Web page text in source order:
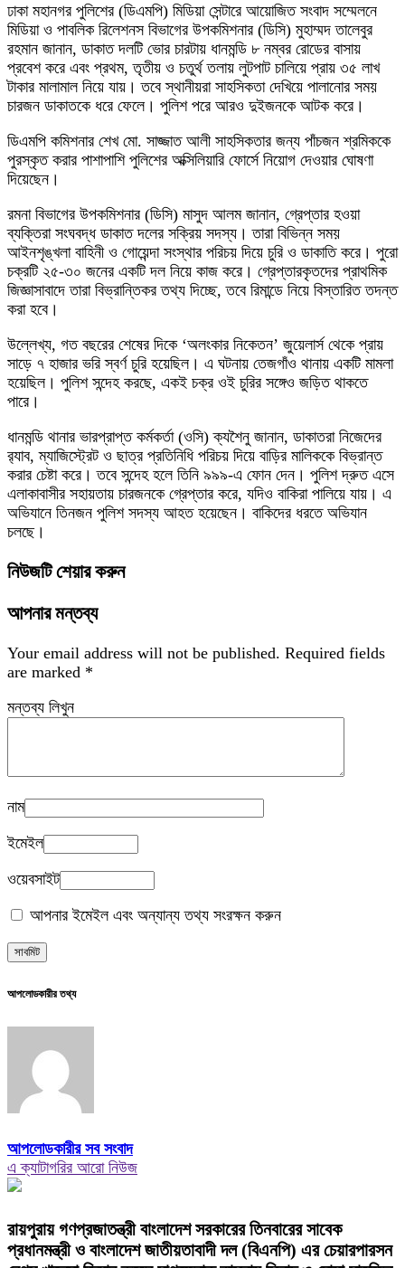
ঢাকা মহানগর পুলিশের (ডিএমপি) মিডিয়া সেন্টারে আয়োজিত সংবাদ সম্মেলনে
মিডিয়া ও পাবলিক রিলেশনস বিভাগের উপকমিশনার (ডিসি) মুহাম্মদ তালেবুর
রহমান জানান, ডাকাত দলটি ভোর চারটায় ধানমন্ডি ৮ নম্বর রোডের বাসায়
প্রবেশ করে এবং প্রথম, তৃতীয় ও চতুর্থ তলায় লুটপাট চালিয়ে প্রায় ৩৫ লাখ
টাকার মালামাল নিয়ে যায়। তবে স্থানীয়রা সাহসিকতা দেখিয়ে পালানোর সময়
চারজন ডাকাতকে ধরে ফেলে। পুলিশ পরে আরও দুইজনকে আটক করে।
ডিএমপি কমিশনার শেখ মো. সাজ্জাত আলী সাহসিকতার জন্য পাঁচজন শ্রমিককে
পুরস্কৃত করার পাশাপাশি পুলিশের অক্সিলিয়ারি ফোর্সে নিয়োগ দেওয়ার ঘোষণা
দিয়েছেন।
রমনা বিভাগের উপকমিশনার (ডিসি) মাসুদ আলম জানান, গ্রেপ্তার হওয়া
ব্যক্তিরা সংঘবদ্ধ ডাকাত দলের সক্রিয় সদস্য। তারা বিভিন্ন সময়
আইনশৃঙ্খলা বাহিনী ও গোয়েন্দা সংস্থার পরিচয় দিয়ে চুরি ও ডাকাতি করে। পুরো
চক্রটি ২৫-৩০ জনের একটি দল নিয়ে কাজ করে। গ্রেপ্তারকৃতদের প্রাথমিক
জিজ্ঞাসাবাদে তারা বিভ্রান্তিকর তথ্য দিচ্ছে, তবে রিমান্ডে নিয়ে বিস্তারিত তদন্ত
করা হবে।
উল্লেখ্য, গত বছরের শেষের দিকে ‘অলংকার নিকেতন’ জুয়েলার্স থেকে প্রায়
সাড়ে ৭ হাজার ভরি স্বর্ণ চুরি হয়েছিল। এ ঘটনায় তেজগাঁও থানায় একটি মামলা
হয়েছিল। পুলিশ সন্দেহ করছে, একই চক্র ওই চুরির সঙ্গেও জড়িত থাকতে
পারে।
ধানমন্ডি থানার ভারপ্রাপ্ত কর্মকর্তা (ওসি) ক্যশৈনু জানান, ডাকাতরা নিজেদের
র‌্যাব, ম্যাজিস্ট্রেট ও ছাত্র প্রতিনিধি পরিচয় দিয়ে বাড়ির মালিককে বিভ্রান্ত
করার চেষ্টা করে। তবে সন্দেহ হলে তিনি ৯৯৯-এ ফোন দেন। পুলিশ দ্রুত এসে
এলাকাবাসীর সহায়তায় চারজনকে গ্রেপ্তার করে, যদিও বাকিরা পালিয়ে যায়। এ
অভিযানে তিনজন পুলিশ সদস্য আহত হয়েছেন। বাকিদের ধরতে অভিযান
চলছে।
নিউজটি শেয়ার করুন
আপনার মন্তব্য
Your email address will not be published. Required fields
are marked *
মন্তব্য লিখুন
নাম
ইমেইল
ওয়েবসাইট
আপনার ইমেইল এবং অন্যান্য তথ্য সংরক্ষন করুন
আপলোডকারীর তথ্য
আপলোডকারীর সব সংবাদ
এ ক্যাটাগরির আরো নিউজ
রায়পুরায় গণপ্রজাতন্ত্রী বাংলাদেশ সরকারের তিনবারের সাবেক
প্রধানমন্ত্রী ও বাংলাদেশ জাতীয়তাবাদী দল (বিএনপি) এর চেয়ারপারসন